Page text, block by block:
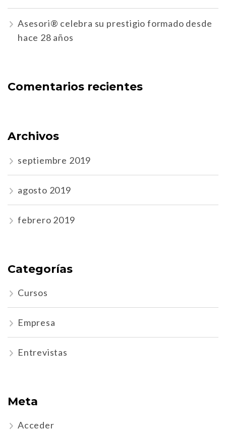
Asesori® celebra su prestigio formado desde
hace 28 años
Comentarios recientes
Archivos
septiembre 2019
agosto 2019
febrero 2019
Categorías
Cursos
Empresa
Entrevistas
Meta
Acceder